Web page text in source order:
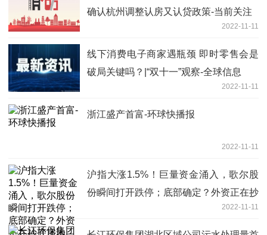
确认杭州调整认房又认贷政策-当前关注
2022-11-11
线下消费电子商家遇瓶颈 即时零售会是
破局关键吗？|“双十一”观察-全球信息
2022-11-11
浙江盛产首富-环球快播报
2022-11-11
沪指大涨1.5%！巨量资金涌入，歌尔股
份瞬间打开跌停；底部确定？外资正在抄
底房地产；Web3.0概念爆发了，这些股
票......
2022-11-11